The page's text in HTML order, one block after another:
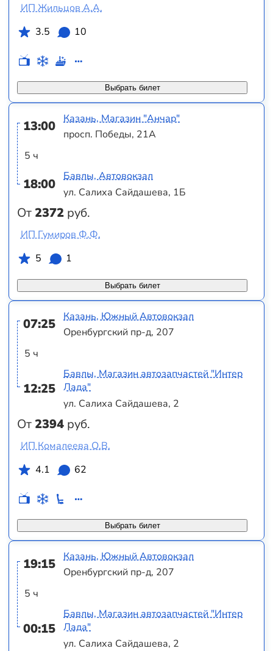
Выбрать билет
ИП Жильцов А.А.
3.5
10
13:00
5 ч
18:00
От2372 руб.
Казань, Магазин "Анчар"
просп. Победы, 21А
Бавлы, Автовокзал
ул. Салиха Сайдашева, 1Б
Выбрать билет
ИП Гумиров Ф.Ф.
5
1
07:25
5 ч
12:25
От2394 руб.
Казань, Южный Автовокзал
Оренбургский пр-д, 207
Бавлы, Магазин автозапчастей "Интер
Лада"
ул. Салиха Сайдашева, 2
Выбрать билет
ИП Комалеева О.В.
4.1
62
19:15
5 ч
00:15
Казань, Южный Автовокзал
Оренбургский пр-д, 207
Бавлы, Магазин автозапчастей "Интер
Лада"
ул. Салиха Сайдашева, 2